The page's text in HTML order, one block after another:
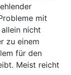
mit
nicht
zu einem
für den
Meist reicht